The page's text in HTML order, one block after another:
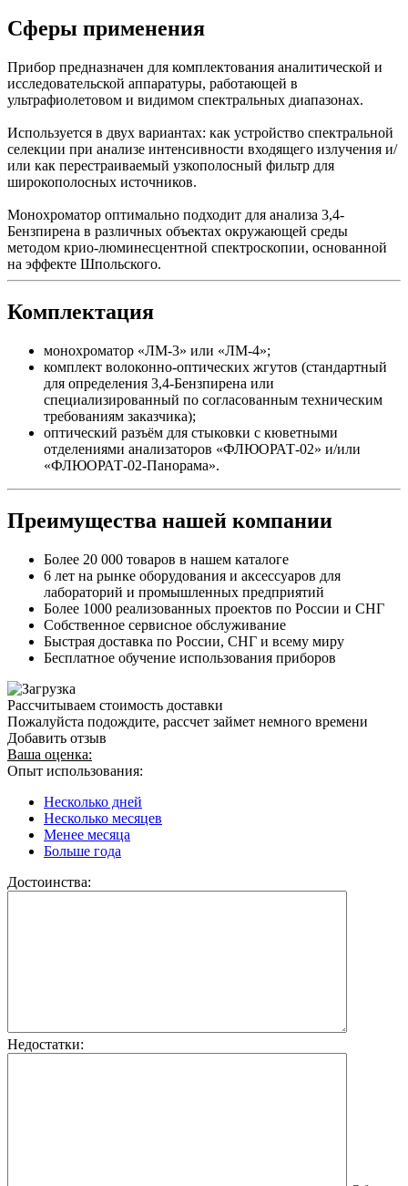
Сферы применения
Прибор предназначен для комплектования аналитической и
исследовательской аппаратуры, работающей в
ультрафиолетовом и видимом спектральных диапазонах.
Используется в двух вариантах: как устройство спектральной
селекции при анализе интенсивности входящего излучения и/
или как перестраиваемый узкополосный фильтр для
широкополосных источников.
Монохроматор оптимально подходит для анализа 3,4-
Бензпирена в различных объектах окружающей среды
методом крио-люминесцентной спектроскопии, основанной
на эффекте Шпольского.
Комплектация
монохроматор «ЛМ-3» или «ЛМ-4»;
комплект волоконно-оптических жгутов (стандартный
для определения 3,4-Бензпирена или
специализированный по согласованным техническим
требованиям заказчика);
оптический разъём для стыковки с кюветными
отделениями анализаторов «ФЛЮОРАТ-02» и/или
«ФЛЮОРАТ-02-Панорама».
Преимущества нашей компании
Более 20 000 товаров в нашем каталоге
6 лет на рынке оборудования и аксессуаров для
лабораторий и промышленных предприятий
Более 1000 реализованных проектов по России и СНГ
Собственное сервисное обслуживание
Быстрая доставка по России, СНГ и всему миру
Бесплатное обучение использования приборов
Рассчитываем стоимость доставки
Пожалуйста подождите, рассчет займет немного времени
Добавить отзыв
Ваша оценка:
Опыт использования:
Несколько дней
Несколько месяцев
Менее месяца
Больше года
Достоинства:
Недостатки: